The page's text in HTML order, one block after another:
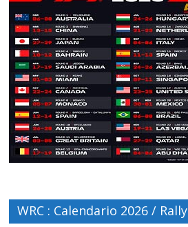
WRC : Calendario 2026 / Rally